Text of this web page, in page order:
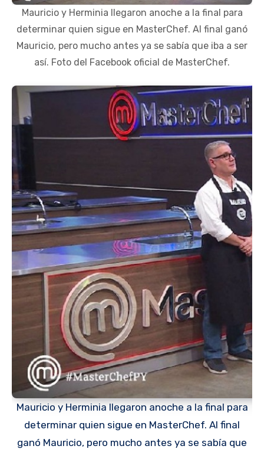
Mauricio y Herminia llegaron anoche a la final para
determinar quien sigue en MasterChef. Al final ganó
Mauricio, pero mucho antes ya se sabía que iba a ser
así. Foto del Facebook oficial de MasterChef.
Mauricio y Herminia llegaron anoche a la final para
determinar quien sigue en MasterChef. Al final
ganó Mauricio, pero mucho antes ya se sabía que